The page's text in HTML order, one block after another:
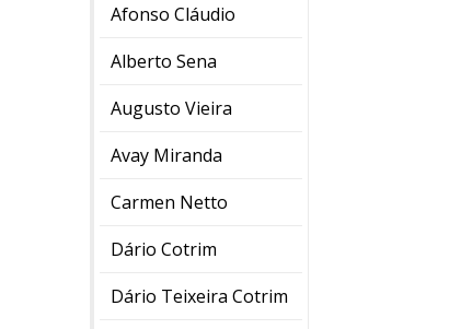
Afonso Cláudio
Alberto Sena
Augusto Vieira
Avay Miranda
Carmen Netto
Dário Cotrim
Dário Teixeira Cotrim